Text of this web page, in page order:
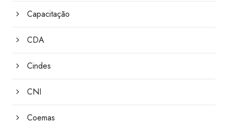
Capacitação
CDA
Cindes
CNI
Coemas